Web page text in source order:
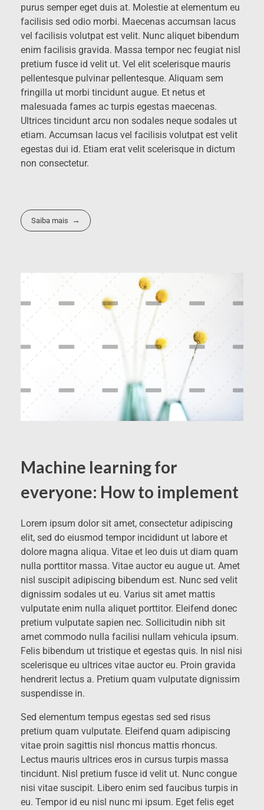
purus semper eget duis at. Molestie at elementum eu
facilisis sed odio morbi. Maecenas accumsan lacus
vel facilisis volutpat est velit. Nunc aliquet bibendum
enim facilisis gravida. Massa tempor nec feugiat nisl
pretium fusce id velit ut. Vel elit scelerisque mauris
pellentesque pulvinar pellentesque. Aliquam sem
fringilla ut morbi tincidunt augue. Et netus et
malesuada fames ac turpis egestas maecenas.
Ultrices tincidunt arcu non sodales neque sodales ut
etiam. Accumsan lacus vel facilisis volutpat est velit
egestas dui id. Etiam erat velit scelerisque in dictum
non consectetur.
Saiba mais
Machine learning for
everyone: How to implement
Lorem ipsum dolor sit amet, consectetur adipiscing
elit, sed do eiusmod tempor incididunt ut labore et
dolore magna aliqua. Vitae et leo duis ut diam quam
nulla porttitor massa. Vitae auctor eu augue ut. Amet
nisl suscipit adipiscing bibendum est. Nunc sed velit
dignissim sodales ut eu. Varius sit amet mattis
vulputate enim nulla aliquet porttitor. Eleifend donec
pretium vulputate sapien nec. Sollicitudin nibh sit
amet commodo nulla facilisi nullam vehicula ipsum.
Felis bibendum ut tristique et egestas quis. In nisl nisi
scelerisque eu ultrices vitae auctor eu. Proin gravida
hendrerit lectus a. Pretium quam vulputate dignissim
suspendisse in.
Sed elementum tempus egestas sed sed risus
pretium quam vulputate. Eleifend quam adipiscing
vitae proin sagittis nisl rhoncus mattis rhoncus.
Lectus mauris ultrices eros in cursus turpis massa
tincidunt. Nisl pretium fusce id velit ut. Nunc congue
nisi vitae suscipit. Libero enim sed faucibus turpis in
eu. Tempor id eu nisl nunc mi ipsum. Eget felis eget